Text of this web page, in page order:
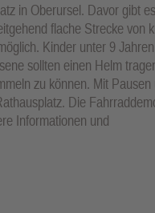
in Oberursel. Davor gibt
flache Strecke von
Kinder unter 9 Jahren
sollten einen Helm
zu können. Mit Pausen
Die
Informationen und